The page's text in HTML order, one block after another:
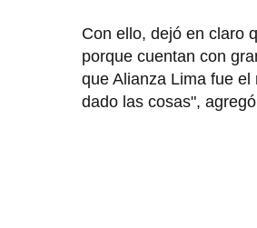
Con ello, dejó en claro
porque cuentan con
que Alianza Lima fue el
dado las cosas",